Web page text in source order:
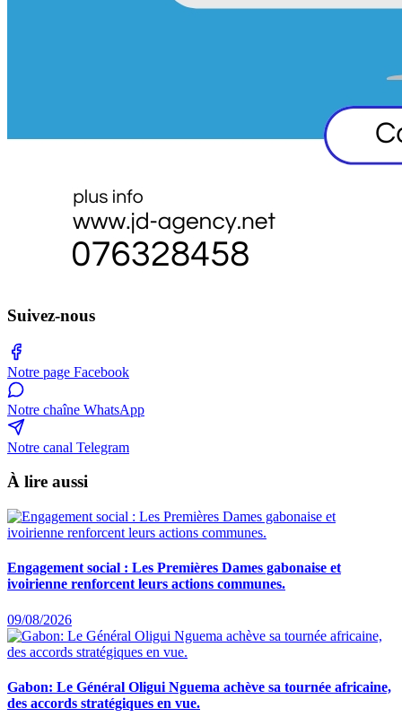
Suivez-nous
Notre page Facebook
Notre chaîne WhatsApp
Notre canal Telegram
À lire aussi
Engagement social : Les Premières Dames gabonaise et
ivoirienne renforcent leurs actions communes.
09/08/2026
Gabon: Le Général Oligui Nguema achève sa tournée africaine,
des accords stratégiques en vue.